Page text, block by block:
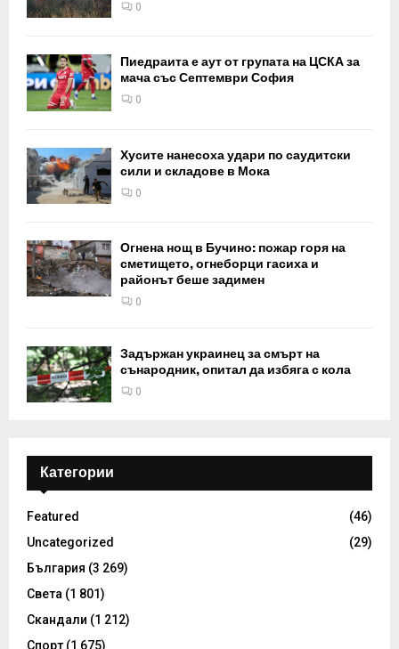
0
Пиедраита е аут от групата на ЦСКА за
мача със Септември София
0
Хусите нанесоха удари по саудитски
сили и складове в Мока
0
Огнена нощ в Бучино: пожар горя на
сметището, огнеборци гасиха и
районът беше задимен
0
Задържан украинец за смърт на
сънародник, опитал да избяга с кола
0
Категории
Featured
(46)
Uncategorized
(29)
България (3 269)
Света (1 801)
Скандали (1 212)
Спорт (1 675)